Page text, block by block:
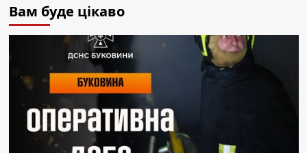
Вам буде цікаво